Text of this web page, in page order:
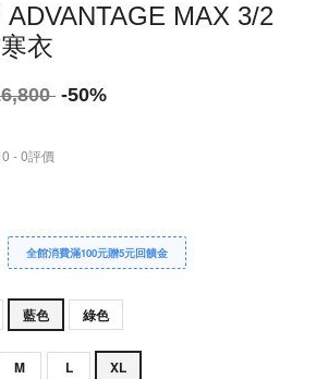
ADVANTAGE MAX 3/2
衣
-50%
0 -0評價
全館消費滿100元贈5元回饋金
藍色 綠色
M L XL